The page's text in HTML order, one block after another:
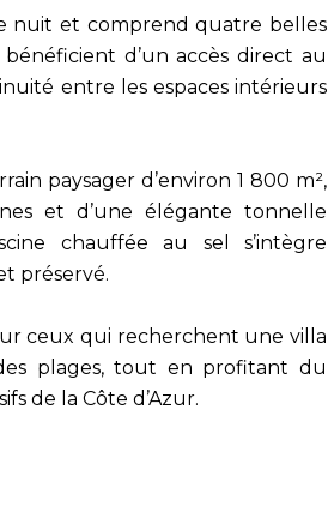
nuit et comprend quatre belles
d’un accès direct au
entre les espaces intérieurs
paysager d’environ 1 800 m²,
et d’une élégante tonnelle
chauffée au sel s’intègre
préservé.
ceux qui recherchent une villa
plages, tout en profitant du
de la Côte d’Azur.